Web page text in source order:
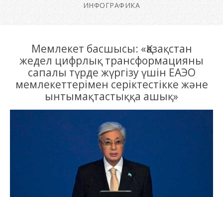
ИНФОГРАФИКА
Мемлекет басшысы: «Қазақстан
жедел цифрлық трансформацияны
сапалы түрде жүргізу үшін ЕАЭО
мемлекеттерімен серіктестікке және
ынтымақтастыққа ашық»